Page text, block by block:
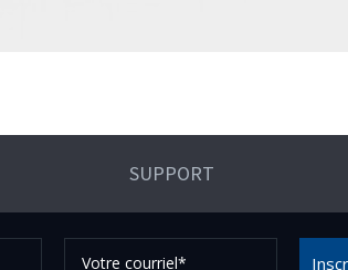
SUPPORT